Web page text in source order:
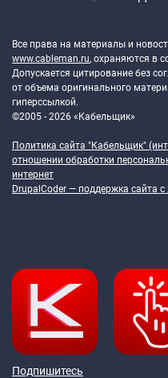
Все права на материалы и
www.cableman.ru, охраняются в
Допускается цитирование без
от объема оригинального
гиперссылкой.
©2005 - 2026 «Кабельщик»
Политика сайта "Кабельщик"
отношении обработки
интернет
DrupalCoder — поддержка сайта c
Подпишитесь